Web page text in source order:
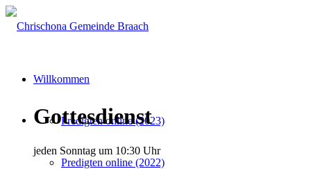
Willkommen
Predigten online (2023)
Predigten online (2022)
Gottesdienst
jeden Sonntag um 10:30 Uhr